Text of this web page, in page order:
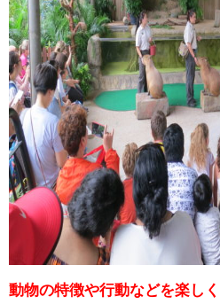
動物の特徴や行動などを楽し